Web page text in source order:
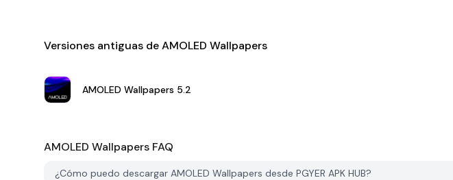
Versiones antiguas de AMOLED Wallpapers
AMOLED Wallpapers 5.2
AMOLED Wallpapers FAQ
¿Cómo puedo descargar AMOLED Wallpapers desde PGYER APK HUB?